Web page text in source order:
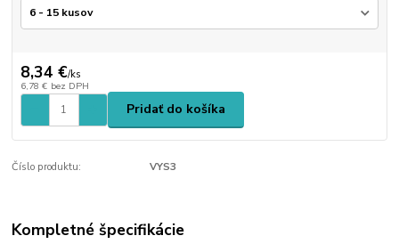
8,34 €/ks
6,78 € bez DPH
Pridať do košíka
Číslo produktu: VYS3
Kompletné špecifikácie